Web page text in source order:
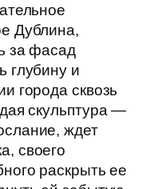
Дублина,
за фасад
глубину и
города сквозь
скульптура —
ждет
своего
раскрыть ее